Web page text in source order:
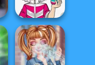
Barbie Party Diva
Kawaii Monster
Trainer Avatar...